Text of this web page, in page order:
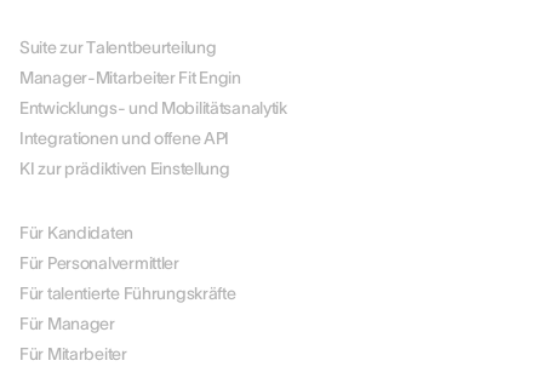
Suite zur Talentbeurteilung
Manager-Mitarbeiter Fit Engin
Entwicklungs- und Mobilitätsanalytik
Integrationen und offene API
KI zur prädiktiven Einstellung
Für Kandidaten
Für Personalvermittler
Für talentierte Führungskräfte
Für Manager
Für Mitarbeiter